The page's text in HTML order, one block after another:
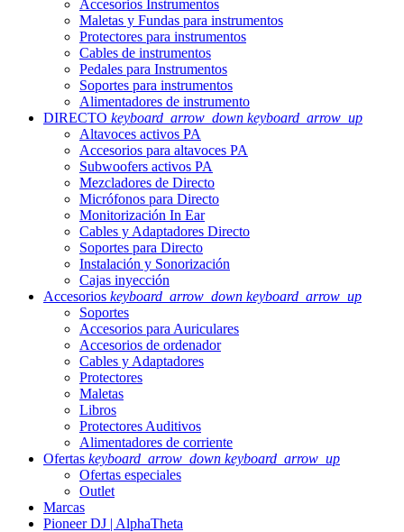
Accesorios Instrumentos
Maletas y Fundas para instrumentos
Protectores para instrumentos
Cables de instrumentos
Pedales para Instrumentos
Soportes para instrumentos
Alimentadores de instrumento
DIRECTO keyboard_arrow_down keyboard_arrow_up
Altavoces activos PA
Accesorios para altavoces PA
Subwoofers activos PA
Mezcladores de Directo
Micrófonos para Directo
Monitorización In Ear
Cables y Adaptadores Directo
Soportes para Directo
Instalación y Sonorización
Cajas inyección
Accesorios keyboard_arrow_down keyboard_arrow_up
Soportes
Accesorios para Auriculares
Accesorios de ordenador
Cables y Adaptadores
Protectores
Maletas
Libros
Protectores Auditivos
Alimentadores de corriente
Ofertas keyboard_arrow_down keyboard_arrow_up
Ofertas especiales
Outlet
Marcas
Pioneer DJ | AlphaTheta